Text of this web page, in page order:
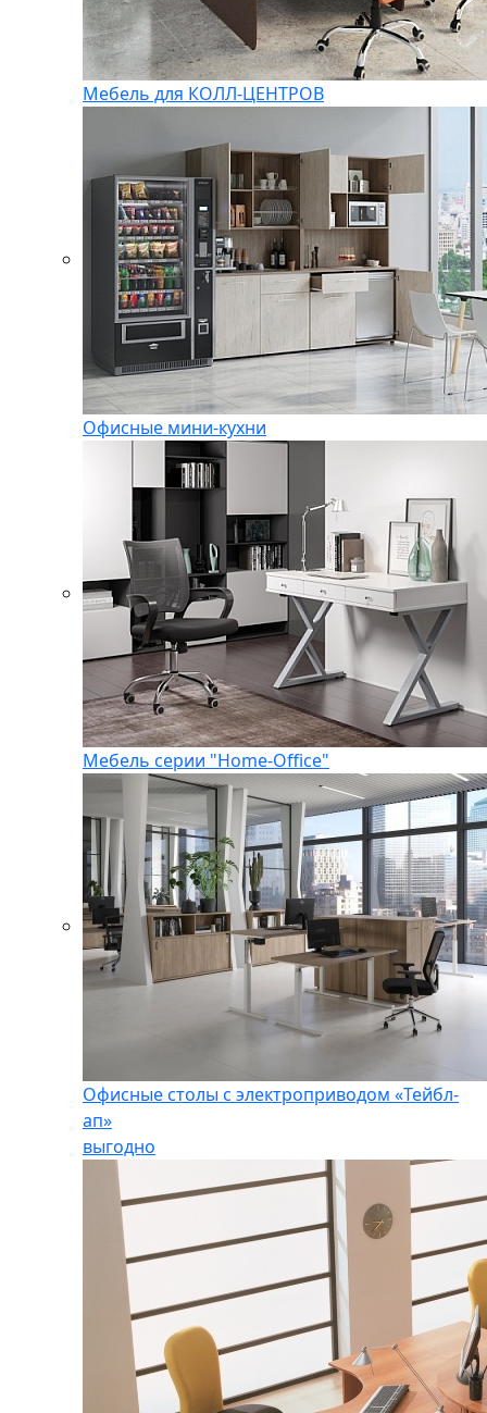
Мебель для КОЛЛ-ЦЕНТРОВ
Офисные мини-кухни
Мебель серии "Home-Office"
Офисные столы с электроприводом «Тейбл-
ап»
выгодно